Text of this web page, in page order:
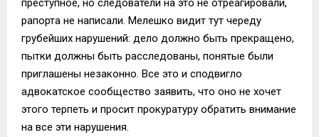
преступное, но следователи на это не отреагировали,
рапорта не написали. Мелешко видит тут череду
грубейших нарушений: дело должно быть прекращено,
пытки должны быть расследованы, понятые были
приглашены незаконно. Все это и сподвигло
адвокатское сообщество заявить, что оно не хочет
этого терпеть и просит прокуратуру обратить внимание
на все эти нарушения.